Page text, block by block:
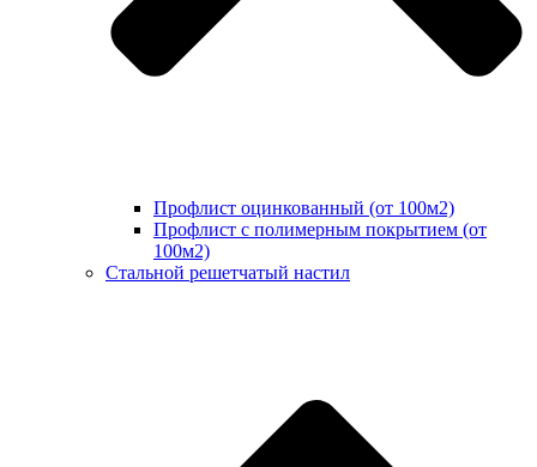
Профлист оцинкованный (от 100м2)
Профлист с полимерным покрытием (от
100м2)
Стальной решетчатый настил